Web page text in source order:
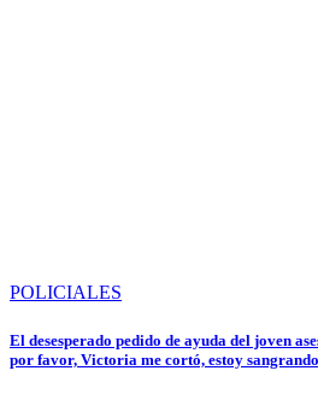
POLICIALES
El desesperado pedido de ayuda del joven
por favor, Victoria me cortó, estoy